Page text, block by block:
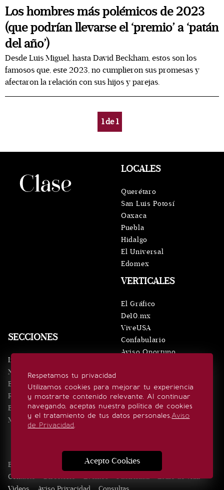
Los hombres más polémicos de 2023
(que podrían llevarse el ‘premio’ a ‘patán
del año’)
Desde Luis Miguel, hasta David Beckham, estos son los
famosos que, este 2023, no cumplieron sus promesas y
afectaron la relación con sus hijos y parejas.
1de1
Respetamos tu privacidad
Utilizamos cookies para mejorar tu experiencia
y mostrarte contenido relevante. Al continuar
navegando, aceptas nuestra política de cookies
y el tratamiento de tus datos personales.Aviso
de Privacidad.
Acepto Cookies
SECCIONES
Inicio
Noticias
Eventos
Realeza
Estilo de vida
Minuto x Minuto
VERTICALES
El Gráfico
De10.mx
ViveUSA
Confabulario
Aviso Oportuno
LOCALES
Querétaro
San Luis Potosí
Oaxaca
Puebla
Hidalgo
El Universal
Edomex
SÍGUENOS
Edición Impresa Noticias Quiénes somos
Contacto
Directorio Eventos Publicidad
Estilo de vida